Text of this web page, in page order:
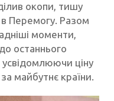
окопи, тишу
в Перемогу. Разом
моменти,
останнього
ціну
майбутнє країни.